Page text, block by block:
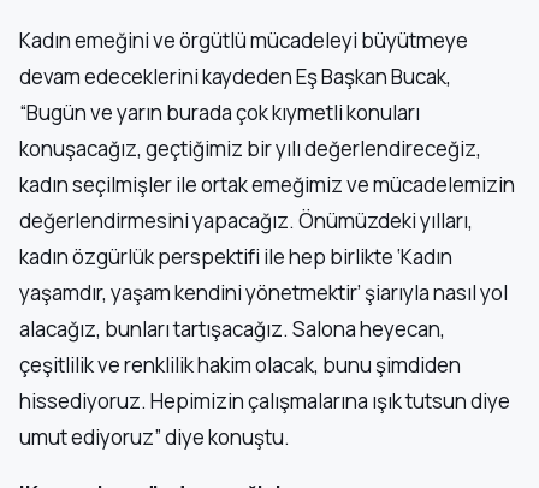
Kadın emeğini ve örgütlü mücadeleyi büyütmeye
devam edeceklerini kaydeden Eş Başkan Bucak,
“Bugün ve yarın burada çok kıymetli konuları
konuşacağız, geçtiğimiz bir yılı değerlendireceğiz,
kadın seçilmişler ile ortak emeğimiz ve mücadelemizin
değerlendirmesini yapacağız. Önümüzdeki yılları,
kadın özgürlük perspektifi ile hep birlikte ‘Kadın
yaşamdır, yaşam kendini yönetmektir’ şiarıyla nasıl yol
alacağız, bunları tartışacağız. Salona heyecan,
çeşitlilik ve renklilik hakim olacak, bunu şimdiden
hissediyoruz. Hepimizin çalışmalarına ışık tutsun diye
umut ediyoruz” diye konuştu.